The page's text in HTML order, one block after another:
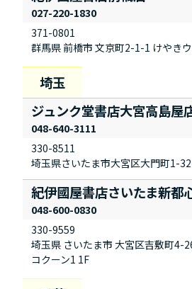
371-0801
群馬県 前橋市 文京町2-1-1 けやき
027-220-1830
ジュンク堂書店大宮高島屋
330-8511
埼玉県さいたま市大宮区大門町1-
048-640-3111
紀伊國屋書店さいたま新都
330-9559
埼玉県 さいたま市 大宮区吉敷町4-
コクーン1 1F
048-600-0830